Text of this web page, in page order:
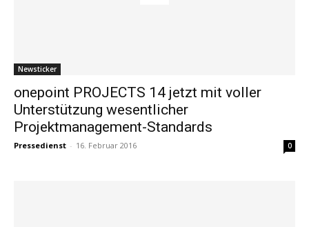
Newsticker
onepoint PROJECTS 14 jetzt mit voller
Unterstützung wesentlicher
Projektmanagement-Standards
Pressedienst - 16. Februar 2016 0